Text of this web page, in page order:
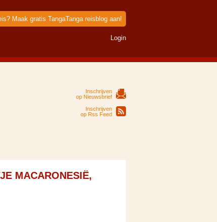
Maak gratis TangaTanga reisblog aan!
Login
Inschrijven
op Nieuwsbrief
Inschrijven
op Rss Feed
MACARONESIË,